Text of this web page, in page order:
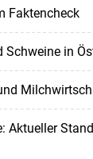
Faktencheck
Schweine in
Aktueller